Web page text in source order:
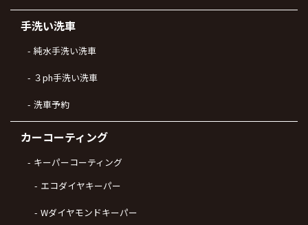
手洗い洗車
純水手洗い洗車
３ph手洗い洗車
洗車予約
カーコーティング
キーパーコーティング
エコダイヤキーパー
Wダイヤモンドキーパー